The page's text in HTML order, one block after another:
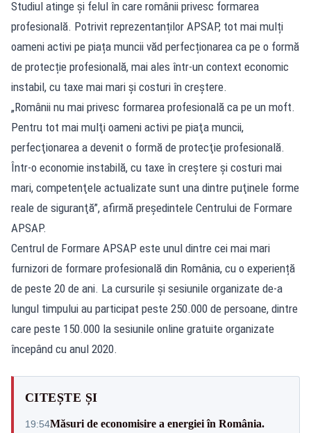
Studiul atinge și felul în care românii privesc formarea
profesională. Potrivit reprezentanților APSAP, tot mai mulți
oameni activi pe piața muncii văd perfecționarea ca pe o formă
de protecție profesională, mai ales într-un context economic
instabil, cu taxe mai mari și costuri în creștere.
„Românii nu mai privesc formarea profesională ca pe un moft.
Pentru tot mai mulţi oameni activi pe piaţa muncii,
perfecţionarea a devenit o formă de protecţie profesională.
Într-o economie instabilă, cu taxe în creştere şi costuri mai
mari, competenţele actualizate sunt una dintre puţinele forme
reale de siguranţă”, afirmă preşedintele Centrului de Formare
APSAP.
Centrul de Formare APSAP este unul dintre cei mai mari
furnizori de formare profesională din România, cu o experiență
de peste 20 de ani. La cursurile și sesiunile organizate de-a
lungul timpului au participat peste 250.000 de persoane, dintre
care peste 150.000 la sesiunile online gratuite organizate
începând cu anul 2020.
CITEȘTE ȘI
19:54Măsuri de economisire a energiei în România.